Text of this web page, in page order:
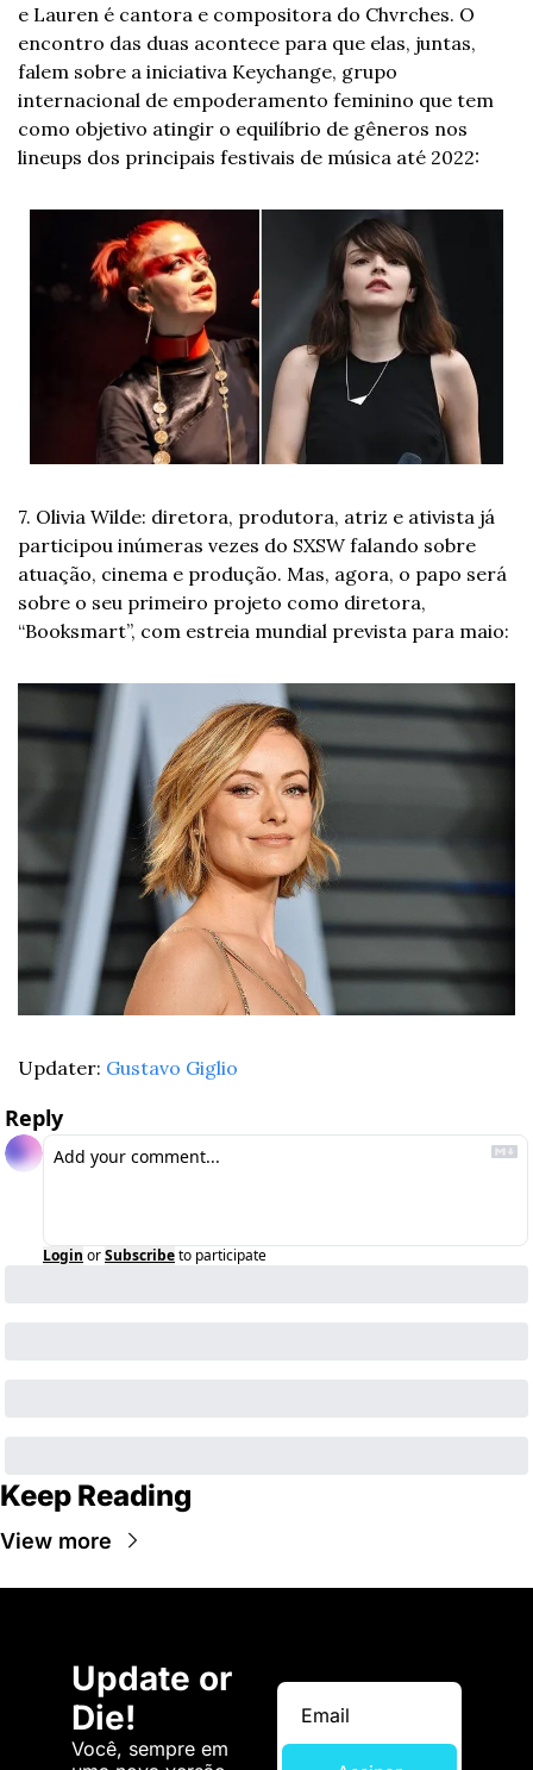
e Lauren é cantora e compositora do Chvrches. O
encontro das duas acontece para que elas, juntas,
falem sobre a iniciativa Keychange, grupo
internacional de empoderamento feminino que tem
como objetivo atingir o equilíbrio de gêneros nos
lineups dos principais festivais de música até 2022:
7. Olivia Wilde: diretora, produtora, atriz e ativista já
participou inúmeras vezes do SXSW falando sobre
atuação, cinema e produção. Mas, agora, o papo será
sobre o seu primeiro projeto como diretora,
“Booksmart”, com estreia mundial prevista para maio:
Updater: Gustavo Giglio
Reply
Login orSubscribeto participate
Keep Reading
View more
Update or
Die!
Você, sempre em